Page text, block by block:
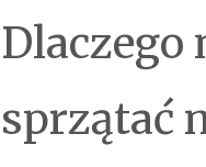
Dlaczego
sprzątać